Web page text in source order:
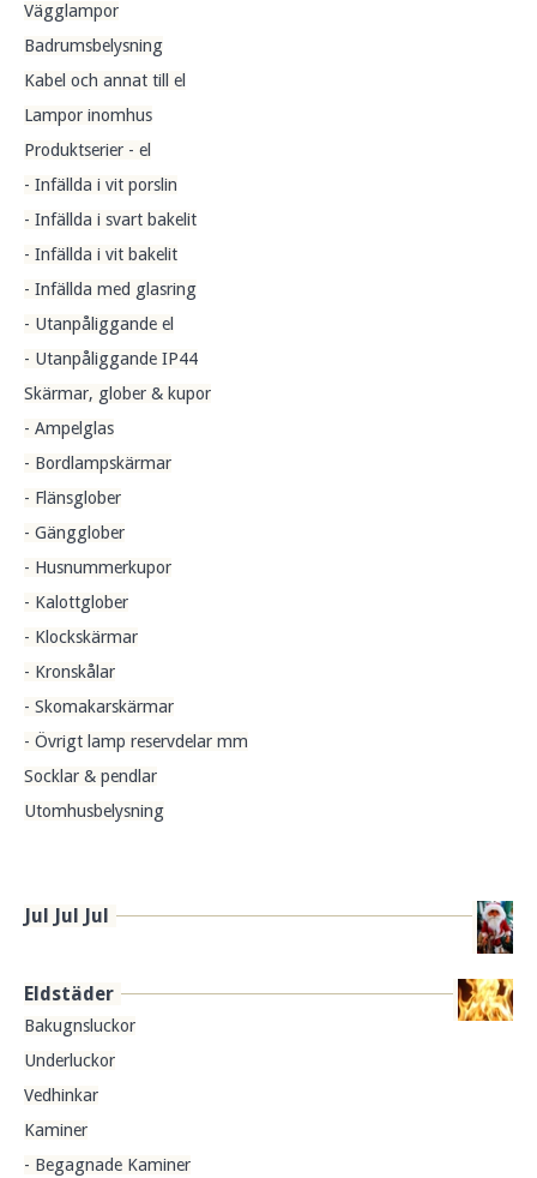
Vägglampor
Badrumsbelysning
Kabel och annat till el
Lampor inomhus
Produktserier - el
- Infällda i vit porslin
- Infällda i svart bakelit
- Infällda i vit bakelit
- Infällda med glasring
- Utanpåliggande el
- Utanpåliggande IP44
Skärmar, glober & kupor
- Ampelglas
- Bordlampskärmar
- Flänsglober
- Gängglober
- Husnummerkupor
- Kalottglober
- Klockskärmar
- Kronskålar
- Skomakarskärmar
- Övrigt lamp reservdelar mm
Socklar & pendlar
Utomhusbelysning
Jul Jul Jul
Eldstäder
Bakugnsluckor
Underluckor
Vedhinkar
Kaminer
- Begagnade Kaminer